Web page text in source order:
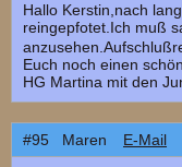
Hallo Kerstin,nach
reingepfotet.Ich muß
Euch noch einen
HG Martina mit den
#95 Maren E-Mail